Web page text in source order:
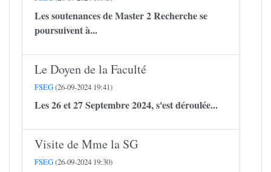
Les soutenances de Master 2 Recherche se
poursuivent à...
Le Doyen de la Faculté
FSEG(26-09-2024 19:41)
Les 26 et 27 Septembre 2024, s'est déroulée...
Visite de Mme la SG
FSEG(26-09-2024 19:30)